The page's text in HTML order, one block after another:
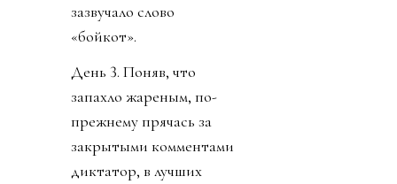
зазвучало слово
«бойкот».
День 3. Поняв, что
запахло жареным, по-
прежнему прячась за
закрытыми комментами
диктатор, в лучших